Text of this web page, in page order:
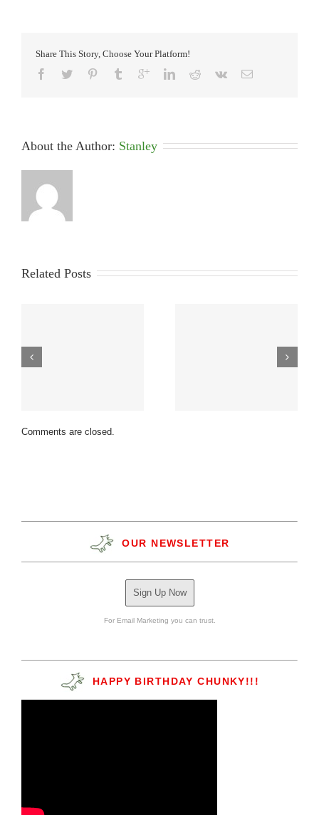
Share This Story, Choose Your Platform!
About the Author: Stanley
Related Posts
Comments are closed.
OUR NEWSLETTER
Sign Up Now
For Email Marketing you can trust.
HAPPY BIRTHDAY CHUNKY!!!